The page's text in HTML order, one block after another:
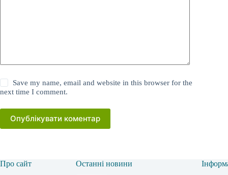
Save my name, email and website in this browser for the
next time I comment.
Опублікувати коментар
Про сайт Останні новини